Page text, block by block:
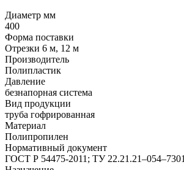
Диаметр мм
400
Форма поставки
Отрезки 6 м, 12 м
Производитель
Полипластик
Давление
безнапорная система
Вид продукции
труба гофрированная
Материал
Полипропилен
Нормативный документ
ГОСТ Р 54475-2011; ТУ